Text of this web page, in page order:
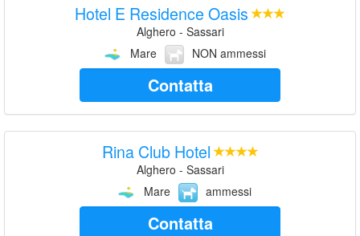
Hotel E Residence Oasis
Alghero - Sassari
Mare
NON ammessi
Contatta
Rina Club Hotel
Alghero - Sassari
Mare
ammessi
Contatta